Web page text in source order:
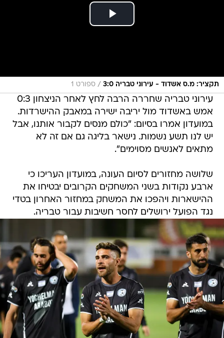
תקציר: מ.ס אשדוד - עירוני טבריה 3:0 / ספורט 1
עירוני טבריה שחררה הרבה לחץ לאחר הניצחון 0:3
אמש באשדוד מול יריבה ישירה במאבק ההישרדות.
במועדון אמרו בסיום: "כולם מנסים לקבור אותנו, אבל
יש לנו תשע נשמות. נישאר בליגה גם אם זה לא
מתאים לאנשים מסוימים".
שלושה מחזורים לסיום העונה, במועדון העריכו כי
ארבע נקודות בשני המשחקים הקרובים יבטיחו את
ההישארות ויהפכו את המשחק במחזור האחרון בטדי
נגד הפועל ירושלים לחסר חשיבות עבור טבריה.